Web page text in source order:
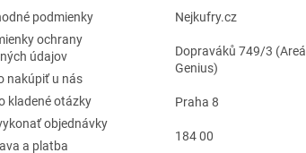
podmienky
ochrany
údajov
nakúpiť u nás
kladené otázky
objednávky
a platba
Nejkufry.cz
Dopraváků 749/3 (Areál
Genius)
Praha 8
184 00